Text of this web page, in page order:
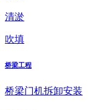
清淤
吹填
桥梁工程
桥梁门机拆卸安装